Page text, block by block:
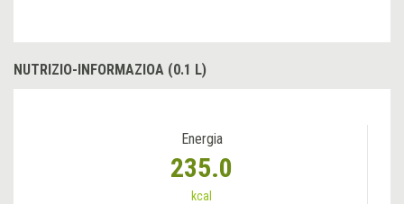
NUTRIZIO-INFORMAZIOA (0.1 L)
Energia
235.0
kcal